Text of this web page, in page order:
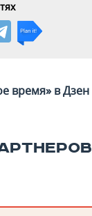
время» в Дзен